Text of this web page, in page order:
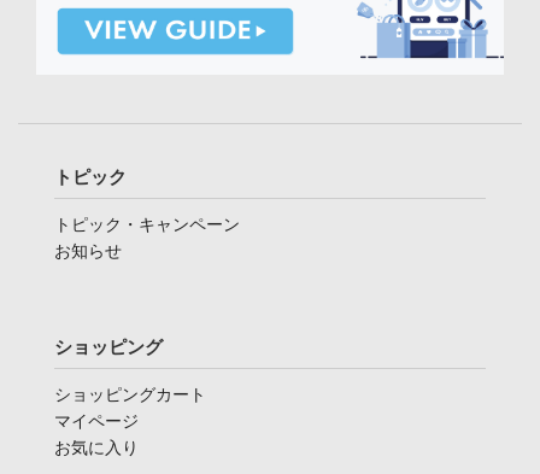
トピック
トピック・キャンペーン
お知らせ
ショッピング
ショッピングカート
マイページ
お気に入り